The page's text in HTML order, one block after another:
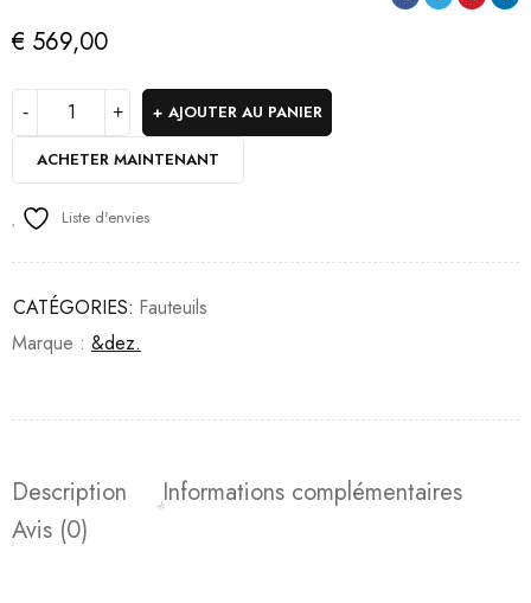
€ 569,00
AJOUTER AU PANIER
ACHETER MAINTENANT
Liste d'envies
CATÉGORIES: Fauteuils
Marque : &dez.
Description
Informations complémentaires
Avis (0)